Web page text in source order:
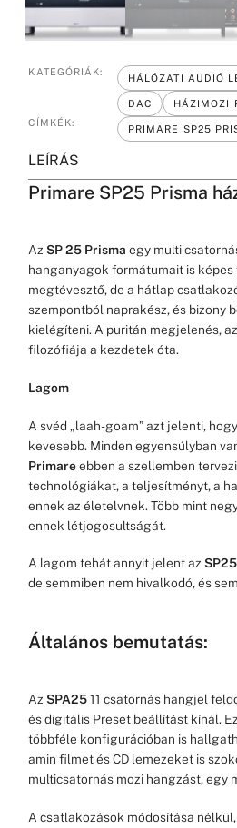
KATEGÓRIÁK:
HÁLÓZATI AUDIÓ
DAC HÁZIMOZI
CÍMKÉK:
PRIMARE SP25
LEÍRÁS
Primare SP25 Prisma
AzSP 25 Prisma egy multi
hanganyagok formátumait is
megtévesztő, de a hátlap
szempontból naprakész, és bizony
kielégíteni. A puritán megjelenés,
filozófiája a kezdetek óta.
Lagom
A svéd „laah-goam” azt jelenti,
kevesebb. Minden egyensúlyban
Primareebben a szellemben
technológiákat, a teljesítményt, a
ennek az életelvnek. Több mint
ennek létjogosultságát.
A lagom tehát annyit jelent az
de semmiben nem hivalkodó, és
Általános bemutatás:
AzSPA2511 csatornás hangjel
és digitális Preset beállítást kínál.
többféle konfigurációban is
amin filmet és CD lemezeket is
multicsatornás mozi hangzást, egy
A csatlakozások módosítása